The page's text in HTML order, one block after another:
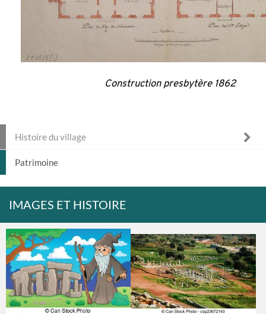
Construction presbytère 1862
Histoire du village
Patrimoine
IMAGES ET HISTOIRE